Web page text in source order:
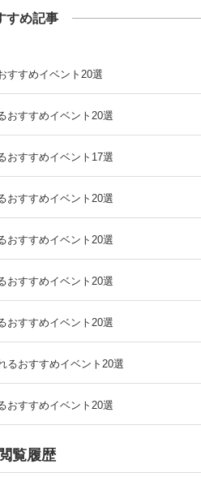
すめ記事
すすめイベント20選
おすすめイベント20選
おすすめイベント17選
おすすめイベント20選
おすすめイベント20選
おすすめイベント20選
おすすめイベント20選
るおすすめイベント20選
おすすめイベント20選
閲覧履歴